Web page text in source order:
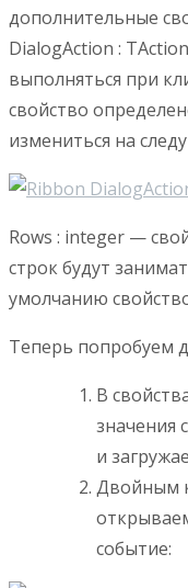
дополнительные
DialogAction :
выполняться при
свойство
измениться на
Rows : integer —
строк будут
умолчанию
Теперь попробуем
В
значения
и
Двойным
событие: